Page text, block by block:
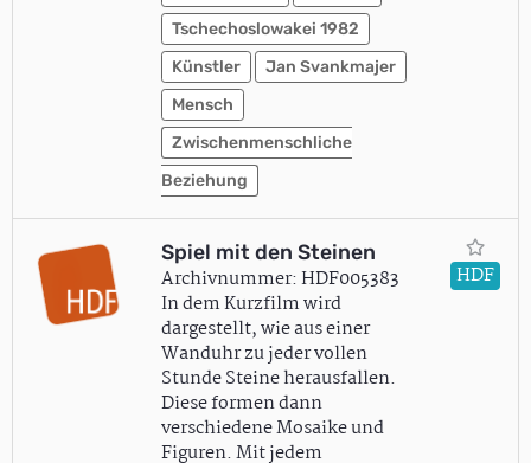
Tschechoslowakei 1982
Künstler
Jan Svankmajer
Mensch
Zwischenmenschliche
Beziehung
Spiel mit den Steinen
Archivnummer: HDF005383
In dem Kurzfilm wird
dargestellt, wie aus einer
Wanduhr zu jeder vollen
Stunde Steine herausfallen.
Diese formen dann
verschiedene Mosaike und
Figuren. Mit jedem
HDF